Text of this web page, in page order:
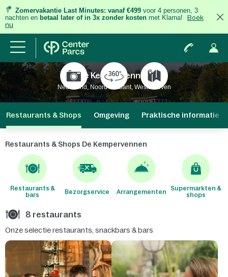
Zomervakantie Last Minutes: vanaf €499 voor 4 personen, 3
nachten en betaal later of in 3x zonder kosten met Klarna!
Boek
nu
De Kempervennen
Nederland, Noord-Brabant, Westerhoven
Restaurants & Shops Omgeving Praktische informatie
Restaurants & Shops De Kempervennen
Restaurants &
bars
Bezorgservice Arrangementen
Supermarkten &
shops
8 restaurants
Onze selectie restaurants, snackbars & bars